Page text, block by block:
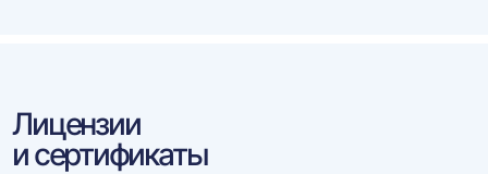
Лицензии
и сертификаты